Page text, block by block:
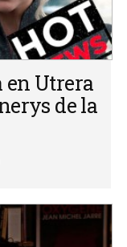
en Utrera
de la